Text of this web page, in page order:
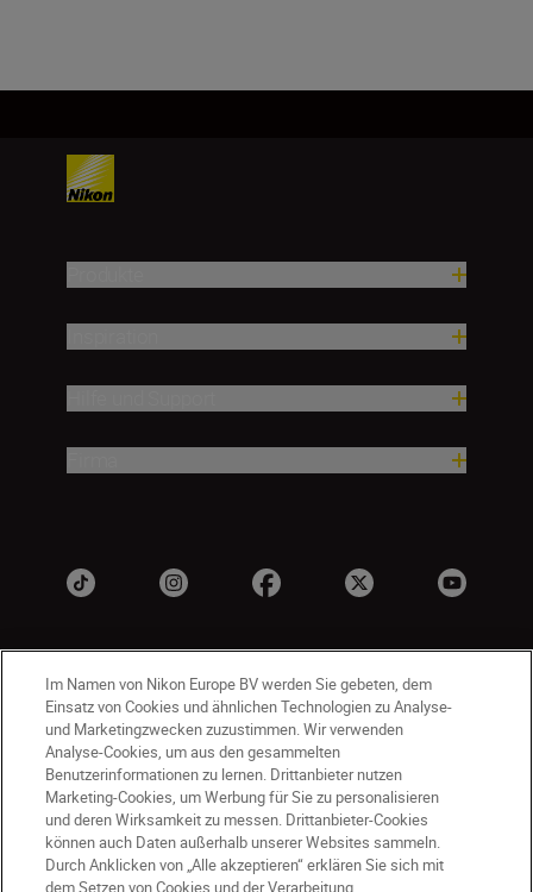
AT Nikon Sites
Kontaktieren Sie uns
Datenschutzhinweis
Nutzungsbedingungen
Geschäftsbedingungen des Nikon Stores
Im Namen von Nikon Europe BV werden Sie gebeten, dem
Einsatz von Cookies und ähnlichen Technologien zu Analyse-
und Marketingzwecken zuzustimmen. Wir verwenden
Analyse-Cookies, um aus den gesammelten
Benutzerinformationen zu lernen. Drittanbieter nutzen
Marketing-Cookies, um Werbung für Sie zu personalisieren
und deren Wirksamkeit zu messen. Drittanbieter-Cookies
können auch Daten außerhalb unserer Websites sammeln.
Durch Anklicken von „Alle akzeptieren“ erklären Sie sich mit
dem Setzen von Cookies und der Verarbeitung